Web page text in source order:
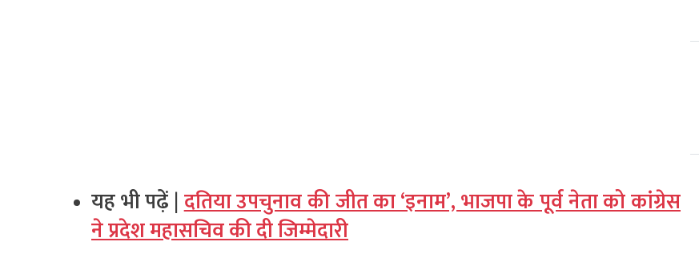
यह भी पढ़ें |दतिया उपचुनाव की जीत का ‘इनाम’, भाजपा के पूर्व नेता को कांग्रेस
ने प्रदेश महासचिव की दी जिम्मेदारी